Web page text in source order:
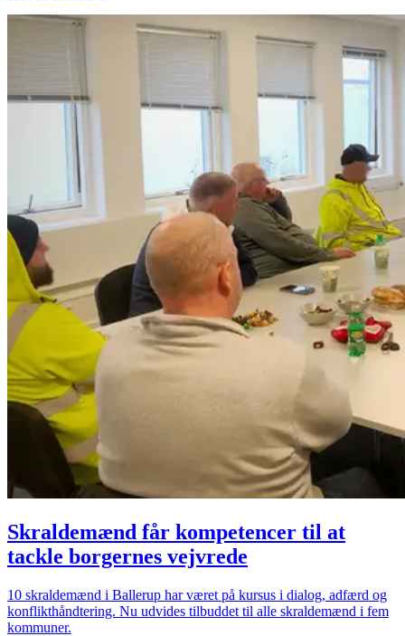
Skraldemænd får kompetencer til at
tackle borgernes vejvrede
10 skraldemænd i Ballerup har været på kursus i dialog, adfærd og
konflikthåndtering. Nu udvides tilbuddet til alle skraldemænd i fem
kommuner.